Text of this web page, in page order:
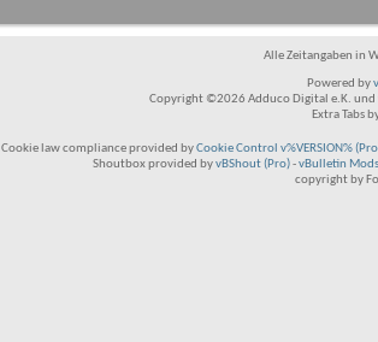
Alle Zeitangaben in
Powered by
Copyright ©2026 Adduco Digital e.K.
Extra Tabs
Cookie law compliance provided byCookie Control v%VERSION%
Shoutbox provided byvBShout (Pro)-vBulletin
copyright by